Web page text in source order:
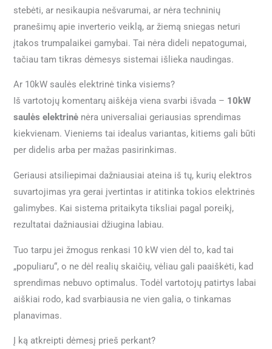
stebėti, ar nesikaupia nešvarumai, ar nėra techninių
pranešimų apie inverterio veiklą, ar žiemą sniegas neturi
įtakos trumpalaikei gamybai. Tai nėra dideli nepatogumai,
tačiau tam tikras dėmesys sistemai išlieka naudingas.
Ar 10kW saulės elektrinė tinka visiems?
Iš vartotojų komentarų aiškėja viena svarbi išvada – 10kW
saulės elektrinė nėra universaliai geriausias sprendimas
kiekvienam. Vieniems tai idealus variantas, kitiems gali būti
per didelis arba per mažas pasirinkimas.
Geriausi atsiliepimai dažniausiai ateina iš tų, kurių elektros
suvartojimas yra gerai įvertintas ir atitinka tokios elektrinės
galimybes. Kai sistema pritaikyta tiksliai pagal poreikį,
rezultatai dažniausiai džiugina labiau.
Tuo tarpu jei žmogus renkasi 10 kW vien dėl to, kad tai
„populiaru“, o ne dėl realių skaičių, vėliau gali paaiškėti, kad
sprendimas nebuvo optimalus. Todėl vartotojų patirtys labai
aiškiai rodo, kad svarbiausia ne vien galia, o tinkamas
planavimas.
Į ką atkreipti dėmesį prieš perkant?